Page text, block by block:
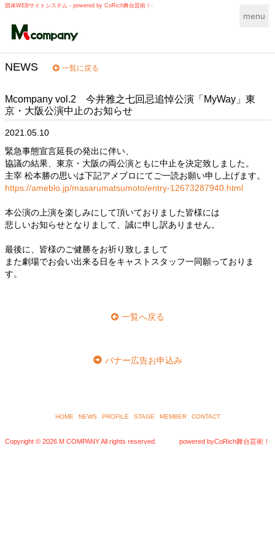
団体WEBサイトシステム - powered by CoRich舞台芸術！-
T
g
a
t
i
o
menu
NEWS 一覧に戻る
Mcompany vol.2 今井雅之七回忌追悼公演「MyWay」東
京・大阪公演中止のお知らせ
2021.05.10
緊急事態宣言延長の発出に伴い、
協議の結果、東京・大阪の両公演ともに中止を決定致しました。
主宰 松本勝の思いは下記アメブロにてご一読お願い申し上げます。
https://ameblo.jp/masarumatsumoto/entry-12673287940.html
本公演の上演を楽しみにして頂いておりました皆様には
悲しいお知らせとなりまして、誠に申し訳ありません。
最後に、皆様のご健勝をお祈り致しまして
また劇場でお会い出来る日をキャストスタッフ一同願っておりま
す。
一覧へ戻る
バナー広告お申込み
HOME NEWS PROFILE STAGE MEMBER CONTACT
Copyright © 2026 M COMPANY All rights reserved. powered byCoRich舞台芸術！